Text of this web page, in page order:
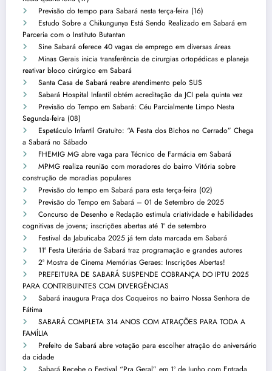
Previsão do tempo para Sabará nesta terça-feira (16)
Estudo Sobre a Chikungunya Está Sendo Realizado em Sabará em
Parceria com o Instituto Butantan
Sine Sabará oferece 40 vagas de emprego em diversas áreas
Minas Gerais inicia transferência de cirurgias ortopédicas e planeja
reativar bloco cirúrgico em Sabará
Santa Casa de Sabará reabre atendimento pelo SUS
Sabará Hospital Infantil obtém acreditação da JCI pela quinta vez
Previsão do Tempo em Sabará: Céu Parcialmente Limpo Nesta
Segunda-feira (08)
Espetáculo Infantil Gratuito: “A Festa dos Bichos no Cerrado” Chega
a Sabará no Sábado
FHEMIG MG abre vaga para Técnico de Farmácia em Sabará
MPMG realiza reunião com moradores do bairro Vitória sobre
construção de moradias populares
Previsão do tempo em Sabará para esta terça-feira (02)
Previsão do Tempo em Sabará – 01 de Setembro de 2025
Concurso de Desenho e Redação estimula criatividade e habilidades
cognitivas de jovens; inscrições abertas até 1º de setembro
Festival da Jabuticaba 2025 já tem data marcada em Sabará
11ª Festa Literária de Sabará traz programação e grandes autores
2ª Mostra de Cinema Memórias Geraes: Inscrições Abertas!
PREFEITURA DE SABARÁ SUSPENDE COBRANÇA DO IPTU 2025
PARA CONTRIBUINTES COM DIVERGÊNCIAS
Sabará inaugura Praça dos Coqueiros no bairro Nossa Senhora de
Fátima
SABARÁ COMPLETA 314 ANOS COM ATRAÇÕES PARA TODA A
FAMÍLIA
Prefeito de Sabará abre votação para escolher atração do aniversário
da cidade